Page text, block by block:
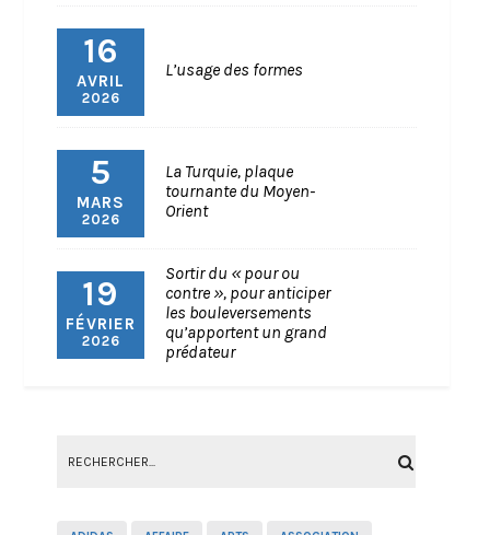
16
AVRIL
2026
L’usage des formes
5
MARS
2026
La Turquie, plaque
tournante du Moyen-
Orient
19
FÉVRIER
2026
Sortir du « pour ou
contre », pour anticiper
les bouleversements
qu’apportent un grand
prédateur